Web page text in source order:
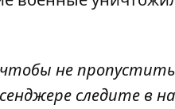
не
следите в